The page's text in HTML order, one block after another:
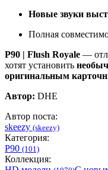
Новые звуки
Полная
P90 | Flush Royale —
хотят установить
оригинальным
Автор: DHE
Автор поста:
skeezy (skeezy)
Категория:
P90 (101)
Коллекция: